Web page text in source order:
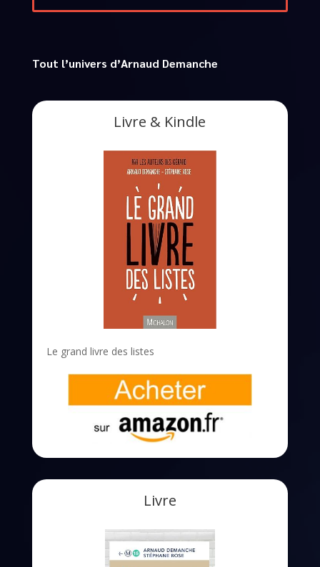
Tout l’univers d’Arnaud Demanche
Livre & Kindle
Le grand livre des listes
Livre